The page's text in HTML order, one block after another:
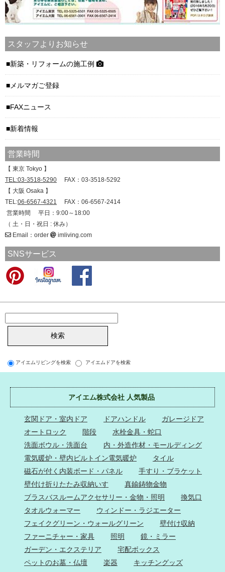
スタッフよりお知らせ
新築・リフォームの施工例
メルマガご登録
FAXニュース
新着情報
営業時間
【 東京 Tokyo 】
TEL:03-3518-5290 FAX：03-3518-5292
【 大阪 Osaka 】
TEL:06-6567-4321
FAX：06-6567-2414
営業時間 平日：9:00～18:00
（ 土・日・祝日 : 休み）
Email：order
imliving.com
SNSサービス
アイエムリビングを検索 アイエムドアを検索
アイエム株式会社 人気製品
玄関ドア・室内ドア ドアハンドル
ガレージドア
オートロック
階段
水栓金具・蛇口
洗面ボウル・洗面台
内・外造作材・モールディング
電気暖炉・壁内ビルトイン電気暖炉
タイル
磁石が付く内装ボード・パネル
手すり・ブラケット
壁付け折りたたみ収納いす
真鍮鋳物金物
ブラスバスルームアクセサリー・金物・照明
換気口
タオルウォーマー
ウィンドー・ラジエーター
フェイクグリーン・ウォールグリーン
壁付け収納
ファーニチャー・家具
照明
鏡・ミラー
ガーデン・エクステリア
宅配ボックス
ペットのお墓・仏壇
楽器
キッチングッズ